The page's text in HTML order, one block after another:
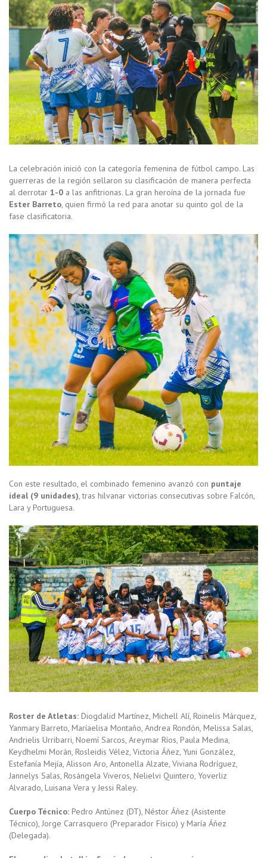
La celebración inició con la categoría femenina de fútbol campo. Las
guerreras de la región sellaron su clasificación de manera perfecta
al derrotar 1-0 a las anfitrionas. La gran heroína de la jornada fue
Ester Barreto, quien firmó la red para anotar su quinto gol de la
fase clasificatoria.
Con este resultado, el combinado femenino avanzó con puntaje
ideal (9 unidades), tras hilvanar victorias consecutivas sobre Falcón,
Lara y Portuguesa.
Roster de Atletas: Diogdalid Martínez, Michell Alí, Roinelis Márquez,
Yanmary Barreto, Maríaelisa Montaño, Andrea Rondón, Melissa Salas,
Andrielis Urribarri, Noemí Sarcos, Areymar Ríos, Paula Medina,
Keydhelmi Morán, Rosleidis Vélez, Victoria Áñez, Yuni González,
Estefanía Mejía, Alisson Aro, Antonella Alzate, Viviana Rodríguez,
Jannelys Salas, Rosángela Viveros, Nelielvi Quintero, Yoverliz
Alvarado, Luisana Vera y Jessi Raley.
Cuerpo Técnico: Pedro Antúnez (DT), Néstor Áñez (Asistente
Técnico), Jorge Carrasquero (Preparador Físico) y María Áñez
(Delegada).